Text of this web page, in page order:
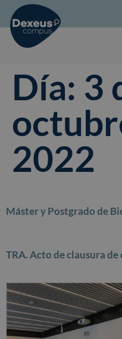
Día: 3
2022
Máster y Postgrado de
TRA. Acto de clausura de